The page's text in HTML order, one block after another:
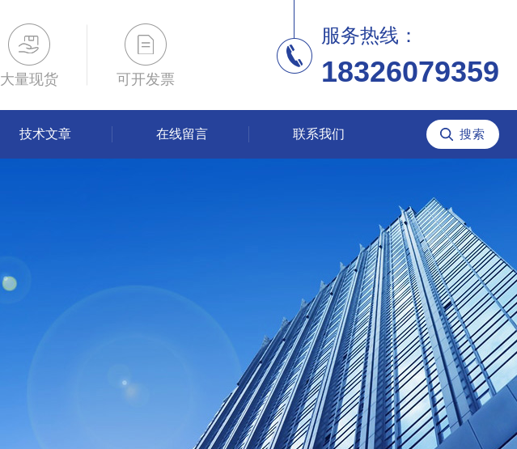
大量现货 可开发票
服务热线：
18326079359
技术文章 在线留言 联系我们